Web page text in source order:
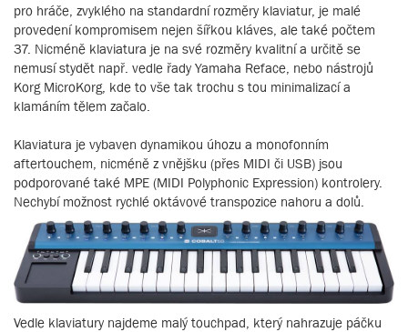
pro hráče, zvyklého na standardní rozměry klaviatur, je malé
provedení kompromisem nejen šířkou kláves, ale také počtem
37. Nicméně klaviatura je na své rozměry kvalitní a určitě se
nemusí stydět např. vedle řady Yamaha Reface, nebo nástrojů
Korg MicroKorg, kde to vše tak trochu s tou minimalizací a
klamáním tělem začalo.
Klaviatura je vybaven dynamikou úhozu a monofonním
aftertouchem, nicméně z vnějšku (přes MIDI či USB) jsou
podporované také MPE (MIDI Polyphonic Expression) kontrolery.
Nechybí možnost rychlé oktávové transpozice nahoru a dolů.
Vedle klaviatury najdeme malý touchpad, který nahrazuje páčku